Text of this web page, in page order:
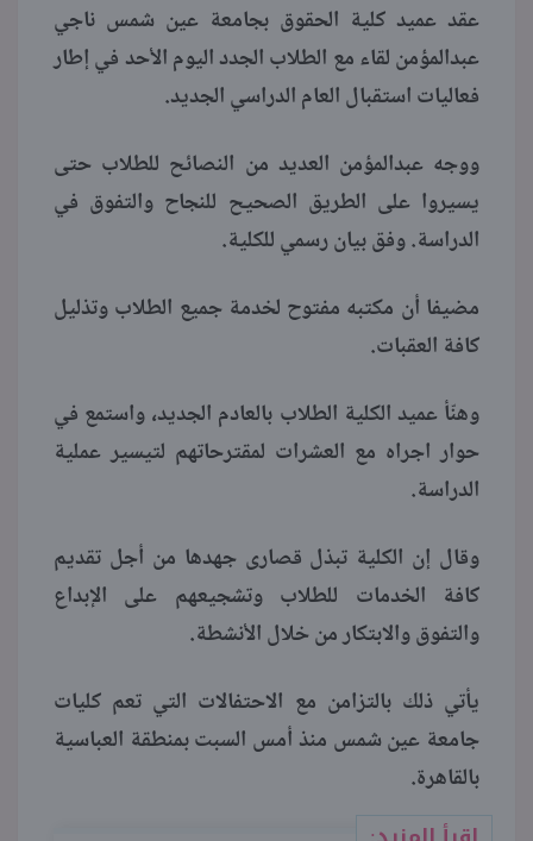
بوابة الطلبة
منوعات
عقد عميد كلية الحقوق بجامعة عين شمس ناجي
عبدالمؤمن لقاء مع الطلاب الجدد اليوم الأحد في إطار
فعاليات استقبال العام الدراسي الجديد.
ووجه عبدالمؤمن العديد من النصائح للطلاب حتى
يسيروا على الطريق الصحيح للنجاح والتفوق في
الدراسة. وفق بيان رسمي للكلية.
مضيفا أن مكتبه مفتوح لخدمة جميع الطلاب وتذليل
كافة العقبات.
وهنّأ عميد الكلية الطلاب بالعادم الجديد، واستمع في
حوار اجراه مع العشرات لمقترحاتهم لتيسير عملية
الدراسة.
وقال إن الكلية تبذل قصارى جهدها من أجل تقديم
كافة الخدمات للطلاب وتشجيعهم على الإبداع
والتفوق والابتكار من خلال الأنشطة.
يأتي ذلك بالتزامن مع الاحتفالات التي تعم كليات
جامعة عين شمس منذ أمس السبت بمنطقة العباسية
بالقاهرة.